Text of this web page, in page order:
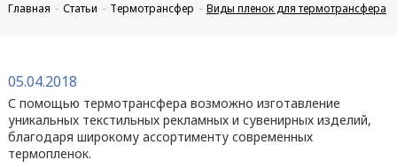
Главная Статьи Термотрансфер Виды пленок для термотрансфера
05.04.2018
С помощью термотрансфера возможно изготавление
уникальных текстильных рекламных и сувенирных изделий,
благодаря широкому ассортименту современных
термопленок.